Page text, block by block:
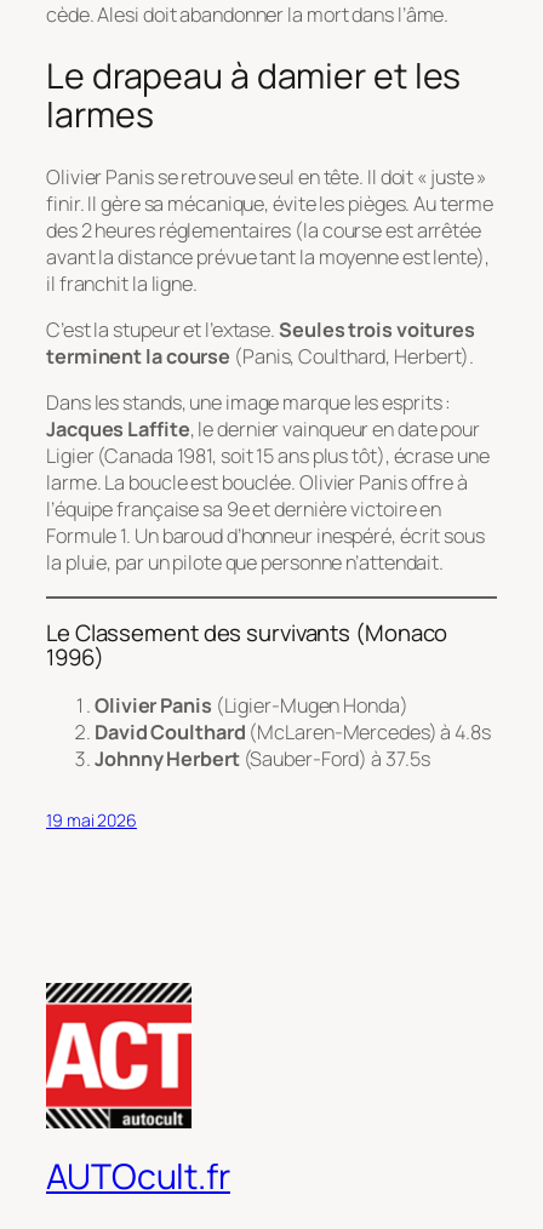
cède. Alesi doit abandonner la mort dans l’âme.
Le drapeau à damier et les
larmes
Olivier Panis se retrouve seul en tête. Il doit « juste »
finir. Il gère sa mécanique, évite les pièges. Au terme
des 2 heures réglementaires (la course est arrêtée
avant la distance prévue tant la moyenne est lente),
il franchit la ligne.
C’est la stupeur et l’extase.Seules trois voitures
terminent la course (Panis, Coulthard, Herbert).
Dans les stands, une image marque les esprits :
Jacques Laffite, le dernier vainqueur en date pour
Ligier (Canada 1981, soit 15 ans plus tôt), écrase une
larme. La boucle est bouclée. Olivier Panis offre à
l’équipe française sa 9e et dernière victoire en
Formule 1. Un baroud d’honneur inespéré, écrit sous
la pluie, par un pilote que personne n’attendait.
Le Classement des survivants (Monaco
1996)
Olivier Panis (Ligier-Mugen Honda)
David Coulthard (McLaren-Mercedes) à 4.8s
Johnny Herbert(Sauber-Ford) à 37.5s
19 mai 2026
AUTOcult.fr